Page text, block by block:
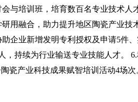
与培训班，培育数百名专业技术
用融合，助力提升地区陶瓷产业技
企业新增发明专利授权及申请5件
，持续为行业输送专业技能人才。
瓷产业科技成果赋智培训活动4场次